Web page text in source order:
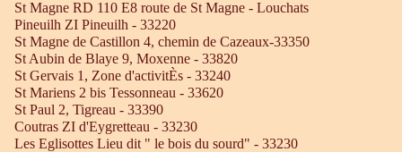
St Magne RD 110 E8 route de St Magne - Louchats
Pineuilh ZI Pineuilh - 33220
St Magne de Castillon 4, chemin de Cazeaux-33350
St Aubin de Blaye 9, Moxenne - 33820
St Gervais 1, Zone d'activitÈs - 33240
St Mariens 2 bis Tessonneau - 33620
St Paul 2, Tigreau - 33390
Coutras ZI d'Eygretteau - 33230
Les Eglisottes Lieu dit " le bois du sourd" - 33230